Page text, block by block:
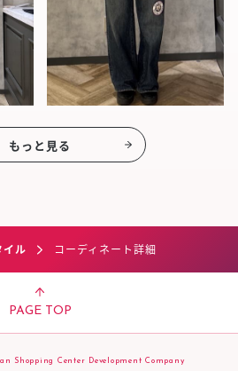
もっと見る
イル コーディネート詳細
PAGE TOP
Shopping Center Development Company